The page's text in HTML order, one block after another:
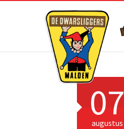
07
augustus